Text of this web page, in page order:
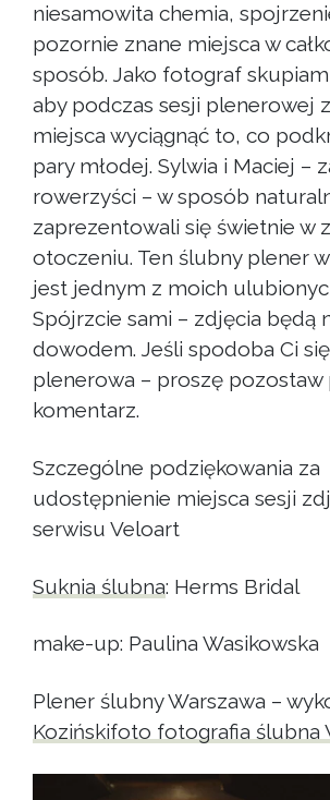
niesamowita chemia,
pozornie znane miejsca w
sposób. Jako fotograf
aby podczas sesji plenerowej
miejsca wyciągnąć to, co
pary młodej. Sylwia i Maciej –
rowerzyści – w sposób
zaprezentowali się świetnie w
otoczeniu. Ten ślubny plener
jest jednym z moich
Spójrzcie sami – zdjęcia będą
dowodem. Jeśli spodoba Ci
plenerowa – proszę pozostaw
komentarz.
Szczególne podziękowania za
udostępnienie miejsca sesji
serwisu Veloart
Suknia ślubna: Herms Bridal
make-up: Paulina Wasikowska
Plener ślubny Warszawa –
Kozińskifoto fotografia ślubna